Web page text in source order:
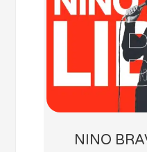
NINO